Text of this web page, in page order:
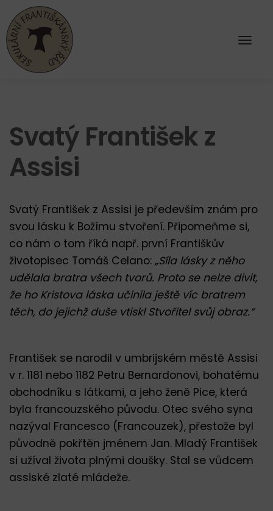
Svatý František z
Assisi
Svatý František z Assisi je především znám pro
svou lásku k Božímu stvoření. Připomeňme si,
co nám o tom říká např. první Františkův
životopisec Tomáš Celano: „Síla lásky z něho
udělala bratra všech tvorů. Proto se nelze divit,
že ho Kristova láska učinila ještě víc bratrem
těch, do jejichž duše vtiskl Stvořitel svůj obraz.“
František se narodil v umbrijském městě Assisi
v r. 1181 nebo 1182 Petru Bernardonovi, bohatému
obchodníku s látkami, a jeho ženě Pice, která
byla francouzského původu. Otec svého syna
nazýval Francesco (Francouzek), přestože byl
původně pokřtěn jménem Jan. Mladý František
si užíval života plnými doušky. Stal se vůdcem
assiské zlaté mládeže.